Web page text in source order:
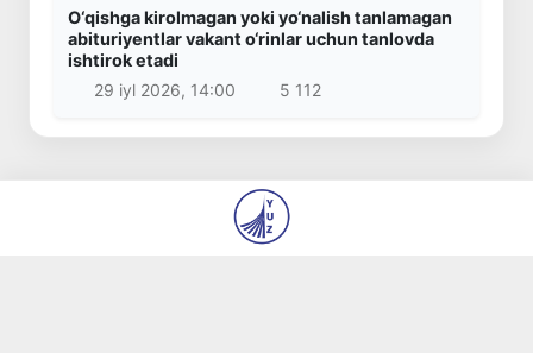
O‘qishga kirolmagan yoki yo‘nalish tanlamagan
abituriyentlar vakant o‘rinlar uchun tanlovda
ishtirok etadi
29 iyl 2026, 14:00
5 112